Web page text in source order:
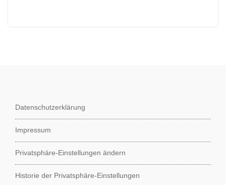
Datenschutzerklärung
Impressum
Privatsphäre-Einstellungen ändern
Historie der Privatsphäre-Einstellungen